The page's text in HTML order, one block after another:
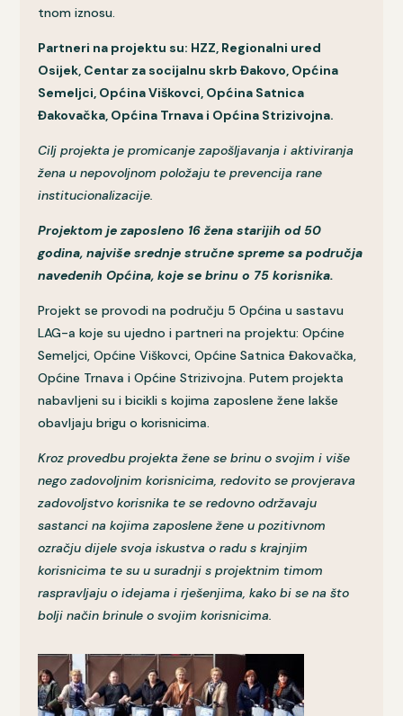
tnom iznosu.
Partneri na projektu su: HZZ, Regionalni ured
Osijek, Centar za socijalnu skrb Đakovo, Općina
Semeljci, Općina Viškovci, Općina Satnica
Đakovačka, Općina Trnava i Općina Strizivojna.
Cilj projekta je promicanje zapošljavanja i aktiviranja
žena u nepovoljnom položaju te prevencija rane
institucionalizacije.
Projektom je zaposleno 16 žena starijih od 50
godina, najviše srednje stručne spreme sa područja
navedenih Općina, koje se brinu o 75 korisnika.
Projekt se provodi na području 5 Općina u sastavu
LAG-a koje su ujedno i partneri na projektu: Općine
Semeljci, Općine Viškovci, Općine Satnica Đakovačka,
Općine Trnava i Općine Strizivojna. Putem projekta
nabavljeni su i bicikli s kojima zaposlene žene lakše
obavljaju brigu o korisnicima.
Kroz provedbu projekta žene se brinu o svojim i više
nego zadovoljnim korisnicima, redovito se provjerava
zadovoljstvo korisnika te se redovno održavaju
sastanci na kojima zaposlene žene u pozitivnom
ozračju dijele svoja iskustva o radu s krajnjim
korisnicima te su u suradnji s projektnim timom
raspravljaju o idejama i rješenjima, kako bi se na što
bolji način brinule o svojim korisnicima.